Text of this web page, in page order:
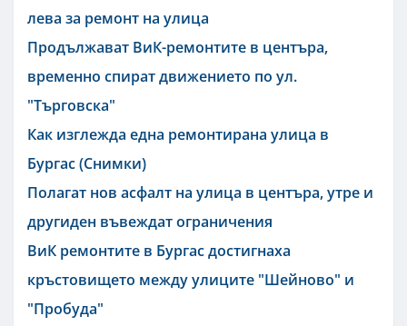
лева за ремонт на улица
Продължават ВиК-ремонтите в центъра,
временно спират движението по ул.
"Търговска"
Как изглежда една ремонтирана улица в
Бургас (Снимки)
Полагат нов асфалт на улица в центъра, утре и
другиден въвеждат ограничения
ВиК ремонтите в Бургас достигнаха
кръстовището между улиците "Шейново" и
"Пробуда"